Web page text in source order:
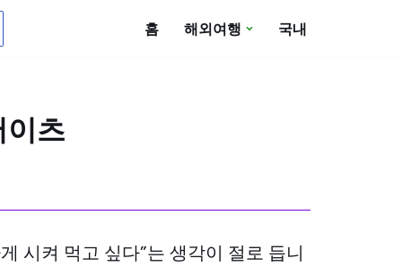
홈 해외여행 국내
츠
시켜 먹고 싶다”는 생각이 절로 듭니